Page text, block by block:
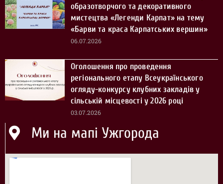
образотворчого та декоративного
мистецтва «Легенди Карпат» на тему
«Барви та краса Карпатських вершин»
06.07.2026
Оголошення про проведення
регіонального етапу Всеукраїнського
огляду-конкурсу клубних закладів у
сільській місцевості у 2026 році
03.07.2026
Ми на мапі Ужгорода